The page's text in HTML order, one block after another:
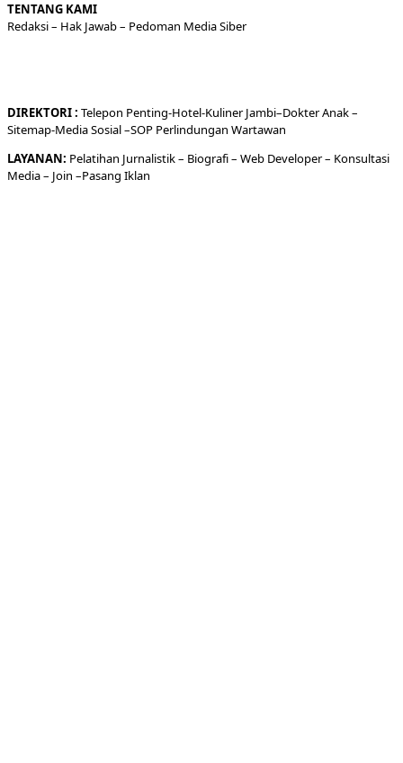
TENTANG KAMI
Redaksi– Hak Jawab – Pedoman Media Siber
DIREKTORI: Telepon Penting-Hotel-KulinerJambi–DokterAnak –
Sitemap-Media Sosial –SOP Perlindungan Wartawan
LAYANAN: Pelatihan Jurnalistik – Biografi– Web Developer– Konsultasi
Media– Join –Pasang Iklan